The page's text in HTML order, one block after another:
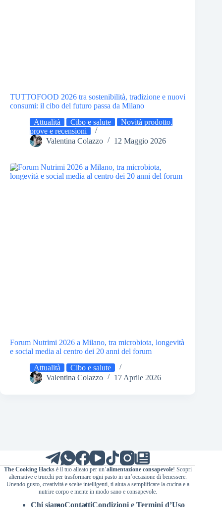
TUTTOFOOD 2026 tra sostenibilità, tradizione e nuovi
consumi: il cibo del futuro passa da Milano
Attualità
Cibo e salute
Novità prodotto,
prove e recensioni
Valentina Colazzo
12 Maggio 2026
Forum Nutrimi 2026 a Milano, tra microbiota, longevità
e social media al centro dei 20 anni del forum
Attualità
Cibo e salute
Valentina Colazzo
17 Aprile 2026
The Cooking Hacksè il tuo alleato per un’alimentazione consapevole! Scopri
alternative e trucchi per trasformare ogni pasto in un’occasione di benessere.
Unendo gusto, creatività e scelte intelligenti, ti aiuta a semplificare la cucina e a
nutrire corpo e mente in modo sano e consapevole.
Chi siamoContattiCondizioni e Termini d’Uso